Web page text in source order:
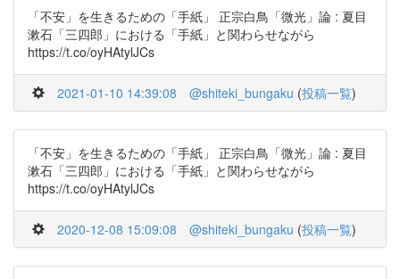
「不安」を生きるための「手紙」 正宗白鳥「微光」論 : 夏目
漱石「三四郎」における「手紙」と関わらせながら
https://t.co/oyHAtylJCs
2021-01-10 14:39:08 @shiteki_bungaku (投稿一覧)
「不安」を生きるための「手紙」 正宗白鳥「微光」論 : 夏目
漱石「三四郎」における「手紙」と関わらせながら
https://t.co/oyHAtylJCs
2020-12-08 15:09:08 @shiteki_bungaku (投稿一覧)